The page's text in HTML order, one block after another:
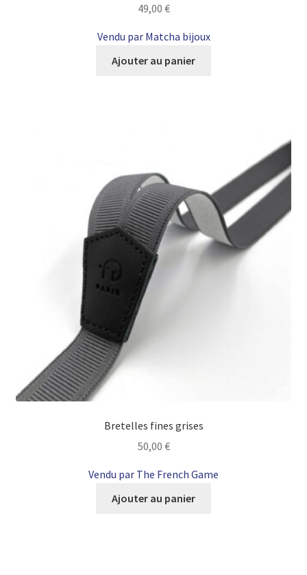
49,00 €
Vendu par Matcha bijoux
Ajouter au panier
Bretelles fines grises
50,00 €
Vendu par The French Game
Ajouter au panier